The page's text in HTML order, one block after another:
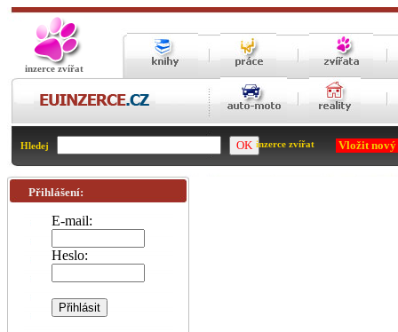
inzerce zvířat
Hledej inzerce zvířat Vložit
Přihlášení:
E-mail:
Heslo: